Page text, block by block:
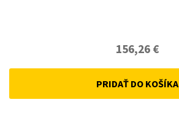
156,26 €
PRIDAŤ DO KOŠÍKA